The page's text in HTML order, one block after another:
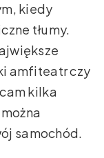
kiedy
tłumy.
amfiteatr czy
kilka
samochód.